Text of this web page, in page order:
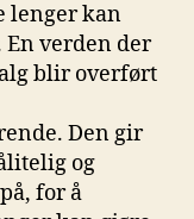
lenger kan
verden⁣ der
⁣blir⁣ overført
Den gir
⁤og
for å